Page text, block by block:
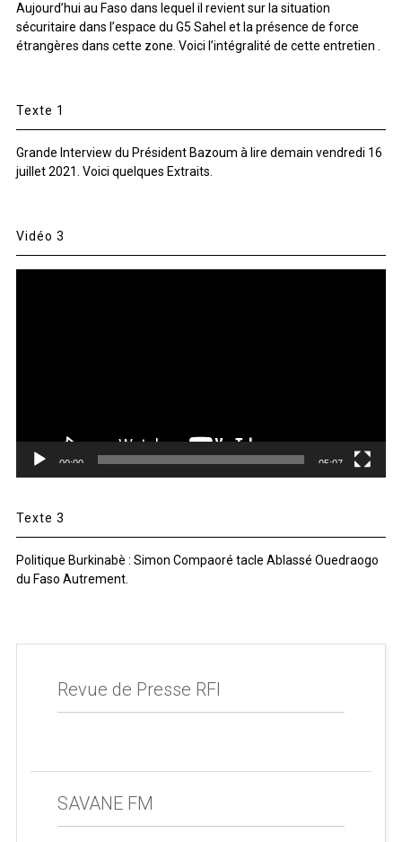
Aujourd’hui au Faso dans lequel il revient sur la situation
sécuritaire dans l’espace du G5 Sahel et la présence de force
étrangères dans cette zone. Voici l’intégralité de cette entretien .
Texte 1
Grande Interview du Président Bazoum à lire demain vendredi 16
juillet 2021. Voici quelques Extraits.
Vidéo 3
00:00 05:07
Texte 3
Politique Burkinabè : Simon Compaoré tacle Ablassé Ouedraogo
du Faso Autrement.
Revue de Presse RFI
SAVANE FM